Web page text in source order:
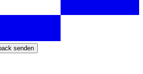
senden